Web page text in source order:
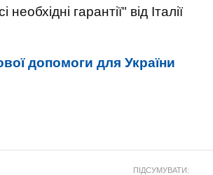
гарантії" від Італії
допомоги для України
ПІДСУМУВАТИ: